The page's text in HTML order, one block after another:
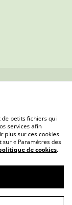
Faits Main en
de petits fichiers qui
services afin
plus sur ces cookies
« Paramètres des
de cookies.